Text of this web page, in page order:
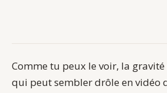
Comme tu peux le voir, la gravité
qui peut sembler drôle en vidéo